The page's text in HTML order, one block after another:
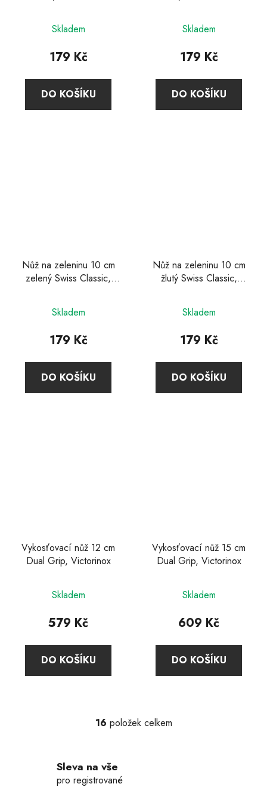
Skladem
179 Kč
DO KOŠÍKU
Skladem
179 Kč
DO KOŠÍKU
Nůž na zeleninu 10 cm
zelený Swiss Classic,
Skladem
179 Kč
DO KOŠÍKU
Nůž na zeleninu 10 cm
žlutý Swiss Classic,
Skladem
179 Kč
DO KOŠÍKU
Vykosťovací nůž 12 cm
Dual Grip, Victorinox
Skladem
579 Kč
DO KOŠÍKU
Vykosťovací nůž 15 cm
Dual Grip, Victorinox
Skladem
609 Kč
DO KOŠÍKU
O
16 položek celkem
Sleva na vše
pro registrované